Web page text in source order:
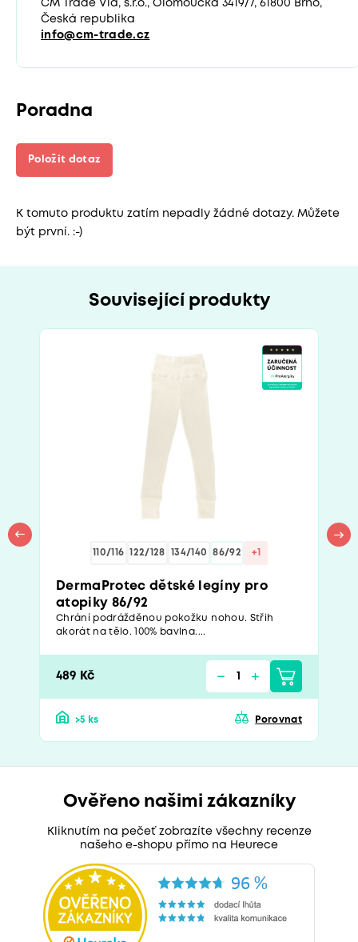
CM Trade Via, s.r.o., Olomoucká 3419/7, 61800 Brno,
Česká republika
info@cm-trade.cz
Poradna
Položit dotaz
K tomuto produktu zatím nepadly žádné dotazy. Můžete
být první. :-)
Související produkty
110/116 122/128 134/140 86/92 +1
DermaProtec dětské legíny pro
atopiky 86/92
Chrání podrážděnou pokožku nohou. Střih
akorát na tělo. 100% bavlna....
489 Kč
>5 ks Porovnat
Ověřeno našimi zákazníky
Kliknutím na pečeť zobrazíte všechny recenze
našeho e-shopu přímo na Heurece